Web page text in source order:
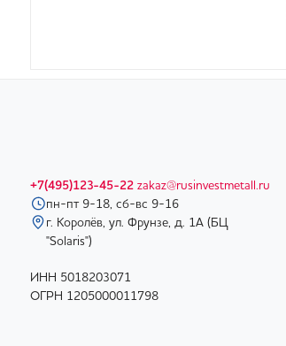
+7(495)123-45-22 zakaz@rusinvestmetall.ru
пн-пт 9-18, сб-вс 9-16
г. Королёв, ул. Фрунзе, д. 1А (БЦ
"Solaris")
ИНН 5018203071
ОГРН 1205000011798